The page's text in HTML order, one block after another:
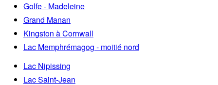
Golfe - Madeleine
Grand Manan
Kingston à Cornwall
Lac Memphrémagog - moitié nord
Lac Nipissing
Lac Saint-Jean